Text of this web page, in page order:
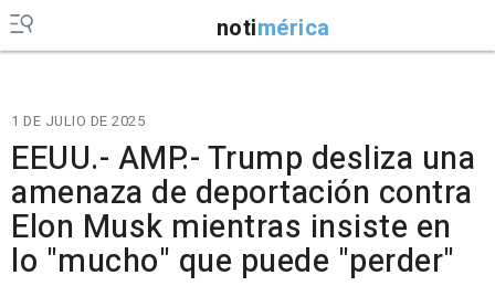
notimérica
1 DE JULIO DE 2025
EEUU.- AMP.- Trump desliza una
amenaza de deportación contra
Elon Musk mientras insiste en
lo "mucho" que puede "perder"